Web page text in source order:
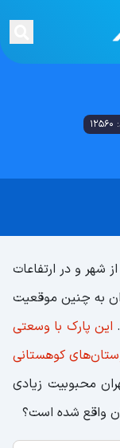
شهر و در ارتفاعات
به چنین موقعیت
این پارک با وسعتی
از جمله بوستان‌های کوهستانی
محبوبیت زیادی
واقع شده است؟